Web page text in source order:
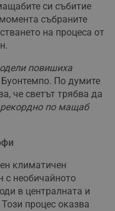
си събитие
събраните
на процеса от
повишиха
По думите
че светът трябва да
по мащаб
климатичен
с необичайното
в централната и
процес оказва